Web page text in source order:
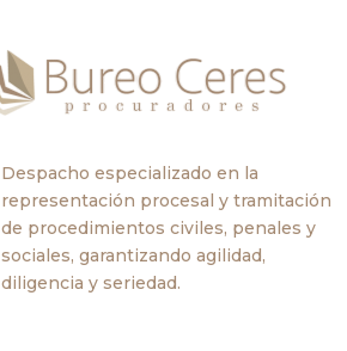
Despacho especializado en la
representación procesal y tramitación
de procedimientos civiles, penales y
sociales, garantizando agilidad,
diligencia y seriedad.